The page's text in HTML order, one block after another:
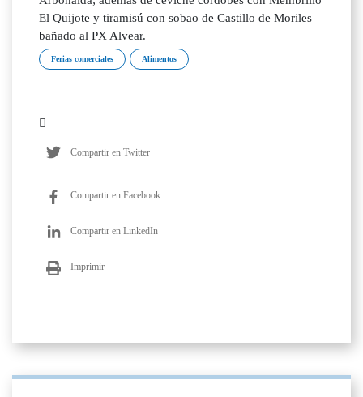
El Quijote y tiramisú con sobao de Castillo de Moriles
bañado al PX Alvear.
Ferias comerciales Alimentos
Compartir en Twitter
Compartir en Facebook
Compartir en LinkedIn
Imprimir